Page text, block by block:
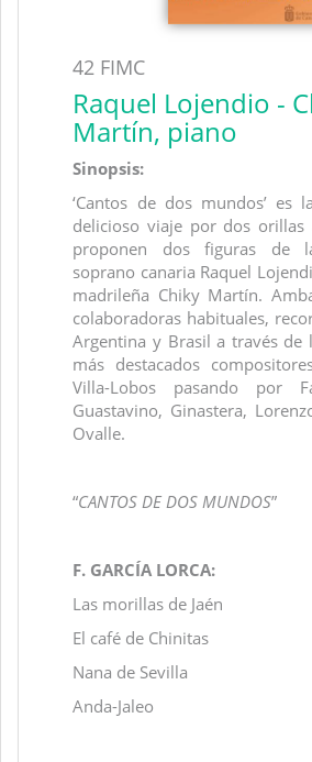
42 FIMC
Raquel Lojendio -
Martín, piano
Sinopsis:
‘Cantos de dos mundos’ es
delicioso viaje por dos orillas
proponen dos figuras de
soprano canaria Raquel
madrileña Chiky Martín.
colaboradoras habituales,
Argentina y Brasil a través de
más destacados
Villa-Lobos pasando por
Guastavino, Ginastera,
Ovalle.
“CANTOS DE DOS MUNDOS”
F. GARCÍA LORCA:
Las morillas de Jaén
El café de Chinitas
Nana de Sevilla
Anda-Jaleo